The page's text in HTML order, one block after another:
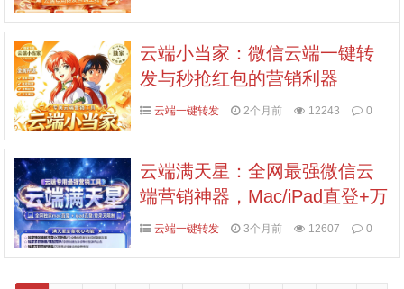
云端小当家：微信云端一键转
发与秒抢红包的营销利器
云端一键转发 2个月前 12243 0
云端满天星：全网最强微信云
端营销神器，Mac/iPad直登+万
群转发，7天无忧退换，认准拍
云端一键转发 3个月前 12607 0